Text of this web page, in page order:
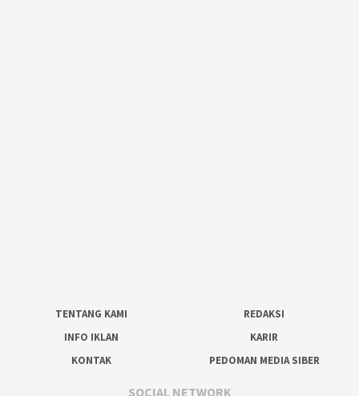
TENTANG KAMI
REDAKSI
INFO IKLAN
KARIR
KONTAK
PEDOMAN MEDIA SIBER
SOCIAL NETWORK